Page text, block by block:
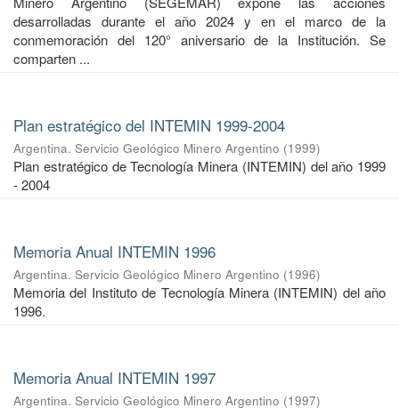
desarrolladas durante el año 2024 y en el marco de la
conmemoración del 120° aniversario de la Institución. Se
comparten ...
Plan estratégico del INTEMIN 1999-2004
Argentina. Servicio Geológico Minero Argentino (1999)
Plan estratégico de Tecnología Minera (INTEMIN) del año 1999
- 2004
Memoria Anual INTEMIN 1996
Argentina. Servicio Geológico Minero Argentino (1996)
Memoria del Instituto de Tecnología Minera (INTEMIN) del año
1996.
Memoria Anual INTEMIN 1997
Argentina. Servicio Geológico Minero Argentino (1997)